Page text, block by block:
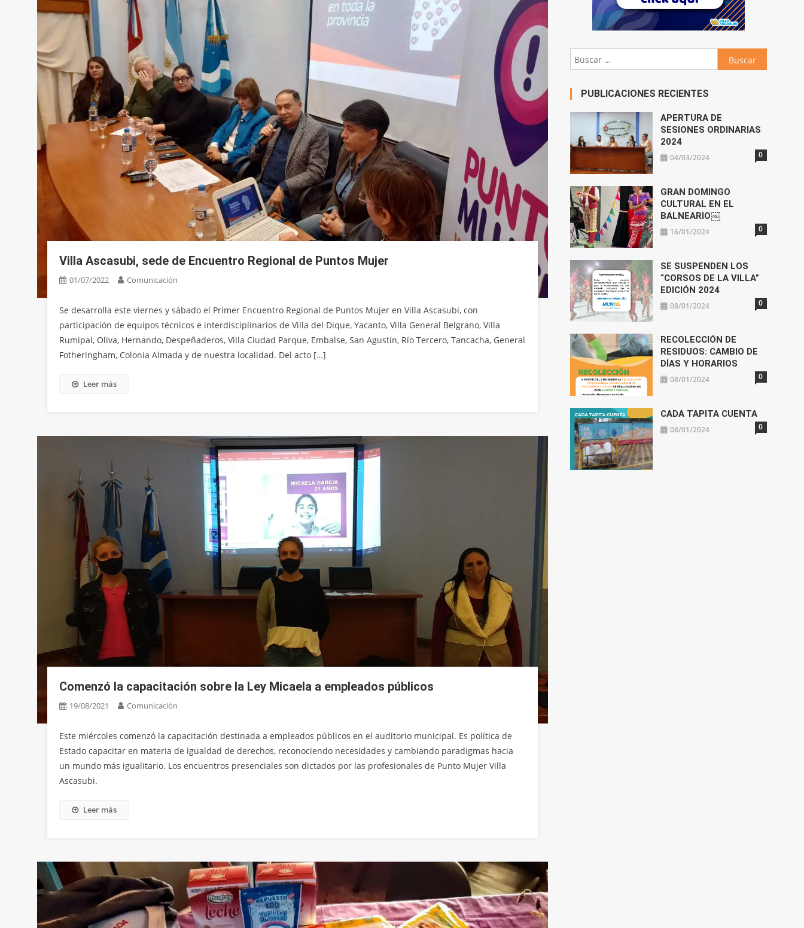
Villa Ascasubi, sede de Encuentro Regional de Puntos Mujer
01/07/2022 Comunicación
Se desarrolla este viernes y sábado el Primer Encuentro Regional de Puntos Mujer en Villa Ascasubi, con
participación de equipos técnicos e interdisciplinarios de Villa del Dique, Yacanto, Villa General Belgrano, Villa
Rumipal, Oliva, Hernando, Despeñaderos, Villa Ciudad Parque, Embalse, San Agustín, Río Tercero, Tancacha, General
Fotheringham, Colonia Almada y de nuestra localidad. Del acto […]
Leer más
Comenzó la capacitación sobre la Ley Micaela a empleados públicos
19/08/2021 Comunicación
Este miércoles comenzó la capacitación destinada a empleados públicos en el auditorio municipal. Es política de
Estado capacitar en materia de igualdad de derechos, reconociendo necesidades y cambiando paradigmas hacia
un mundo más igualitario. Los encuentros presenciales son dictados por las profesionales de Punto Mujer Villa
Ascasubi.
Leer más
Buscar:
PUBLICACIONES RECIENTES
APERTURA DE
SESIONES ORDINARIAS
2024
04/03/2024 0
GRAN DOMINGO
CULTURAL EN EL
BALNEARIO￼
16/01/2024 0
SE SUSPENDEN LOS
“CORSOS DE LA VILLA”
EDICIÓN 2024
08/01/2024 0
RECOLECCIÓN DE
RESIDUOS: CAMBIO DE
DÍAS Y HORARIOS
08/01/2024 0
CADA TAPITA CUENTA
08/01/2024 0